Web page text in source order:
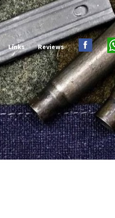
Links Reviews